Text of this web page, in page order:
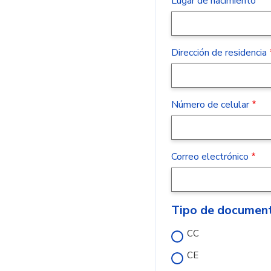
Dirección de residencia
Número de celular
Correo electrónico
Tipo de
CC
CE